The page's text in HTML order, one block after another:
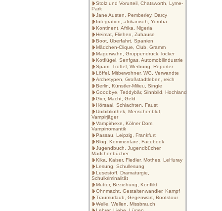
Stolz und Vorurteil, Chatsworth, Lyme-
Park
Jane Austen, Pemberley, Darcy
Integration, afrikanisch, Yoruba
Kontinent, Afrika, Nigeria
Heimat, Fliehen, Zuhause
Boot, Überfahrt, Spanien
Mädchen-Clique, Club, Gramm
Magerwahn, Gruppendruck, locker
Kotflügel, Senfgas, Automobilindustrie
Spam, Trottel, Werbung, Reporter
Löffel, Mitbewohner, WG, Verwandte
Archetypen, Großstadtleben, reich
Berlin, Künstler-Milieu, Single
Goodbye, Teddybär, Sinnbild, Hochland
Gier, Macht, Geld
Hörsaal, Schlachten, Faust
Unibibliothek, Menschenblut,
Vampirjäger
Vampirhexe, Kölner Dom,
Vampirromantik
Passau. Leipzig, Frankfurt
Blog, Kommentare, Facebook
Jugendbuch, Jugendbücher,
Mädchenbücher
Kika, Kaiser, Fiedler, Mothes, LeHuray
Lesung, Schullesung
Lesestoff, Dramaturgie,
Schulkriminalität
Mutter, Beziehung, Konflikt
Ohnmacht, Gestaltenwandler, Kampf
Traumurlaub, Gegenwart, Bootstour
Welle, Wellen, Missbrauch